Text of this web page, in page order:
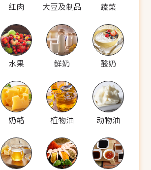
红肉 大豆及制品 蔬菜
水果 鲜奶 酸奶
奶酪 植物油 动物油